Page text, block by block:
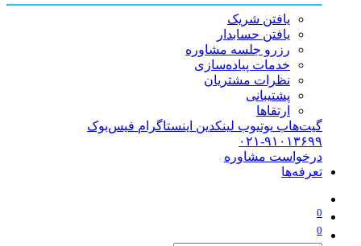
یافتن شریک
یافتن حسابدار
رزرو جلسه مشاوره
خدمات پیاده‌سازی
نظرات مشتریان
پشتیبانی
ارتقاها
گیت‌هاب یوتیوب لینکدین اینستاگرام فیس‌بوک
۰۲۱-۹۱۰۱۳۶۹۹
درخواست مشاوره
تعرفه‌ها
0
0